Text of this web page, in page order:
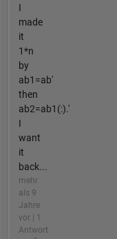
I
made
it
1*n
by
ab1=ab'
then
ab2=ab1(:).'
I
want
it
back...
mehr
als 9
Jahre
vor | 1
Antwort